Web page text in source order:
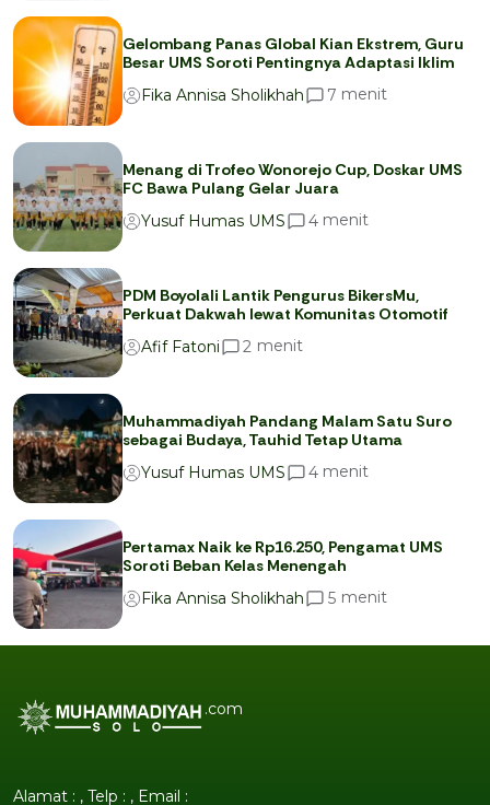
Gelombang Panas Global Kian Ekstrem, Guru
Besar UMS Soroti Pentingnya Adaptasi Iklim
Fika Annisa Sholikhah
7 menit
Menang di Trofeo Wonorejo Cup, Doskar UMS
FC Bawa Pulang Gelar Juara
Yusuf Humas UMS
4 menit
PDM Boyolali Lantik Pengurus BikersMu,
Perkuat Dakwah lewat Komunitas Otomotif
Afif Fatoni
2 menit
Muhammadiyah Pandang Malam Satu Suro
sebagai Budaya, Tauhid Tetap Utama
Yusuf Humas UMS
4 menit
Pertamax Naik ke Rp16.250, Pengamat UMS
Soroti Beban Kelas Menengah
Fika Annisa Sholikhah
5 menit
.com
Alamat : , Telp : , Email :